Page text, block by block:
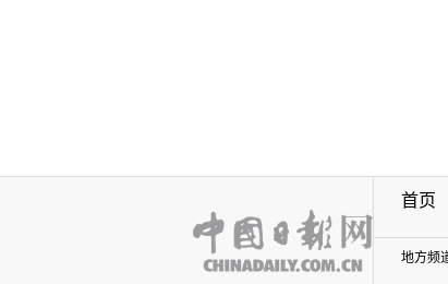
首页
地方频